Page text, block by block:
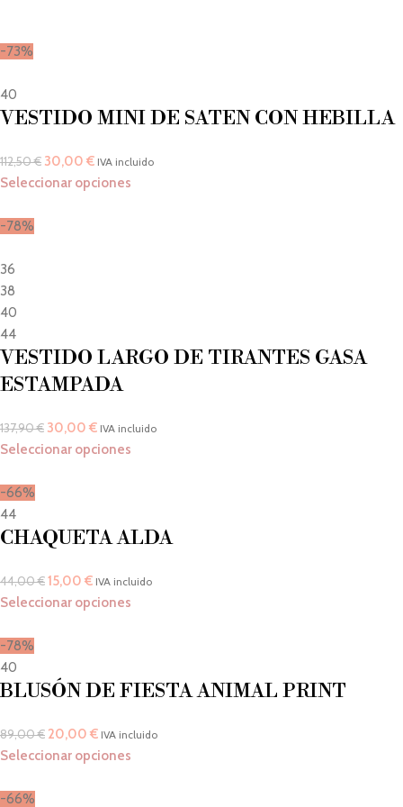
-73%
40
VESTIDO MINI DE SATEN CON HEBILLA
112,50€ 30,00 € IVA incluido
Seleccionar opciones
-78%
36
38
40
44
VESTIDO LARGO DE TIRANTES GASA
ESTAMPADA
137,90€ 30,00 € IVA incluido
Seleccionar opciones
-66%
44
CHAQUETA ALDA
44,00€15,00 € IVA incluido
Seleccionar opciones
-78%
40
BLUSÓN DE FIESTA ANIMAL PRINT
89,00€ 20,00 € IVA incluido
Seleccionar opciones
-66%